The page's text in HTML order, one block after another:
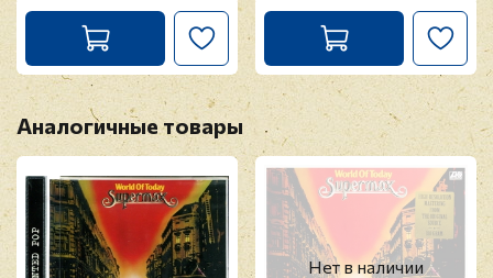
Аналогичные товары
Нет в наличии